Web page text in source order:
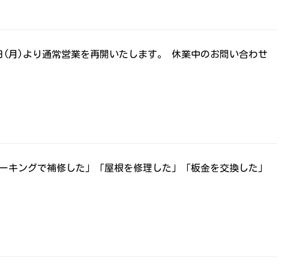
月)より通常営業を再開いたします。 休業中のお問い合わせ
ングで補修した」「屋根を修理した」「板金を交換した」